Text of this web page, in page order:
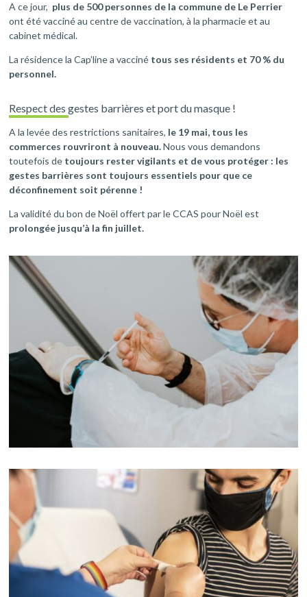
A ce jour, plus de 500 personnes de la commune de Le Perrier
ont été vacciné au centre de vaccination, à la pharmacie et au
cabinet médical.
La résidence la Cap’line a vacciné tous ses résidents et 70 % du
personnel.
Respect des gestes barrières et port du masque !
A la levée des restrictions sanitaires, le 19 mai, tous les
commerces rouvriront à nouveau.Nous vous demandons
toutefois de toujours rester vigilants et de vous protéger : les
gestes barrières sont toujours essentiels pour que ce
déconfinement soit pérenne !
La validité du bon de Noël offert par le CCAS pour Noël est
prolongée jusqu’à la fin juillet.